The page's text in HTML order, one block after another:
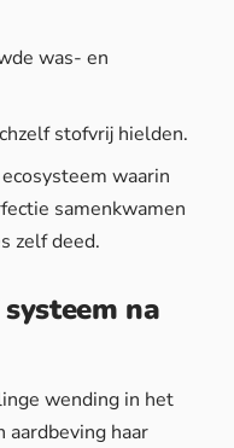
was- en
stofvrij hielden.
waarin
samenkwamen
zelf deed.
na
wending in het
aardbeving haar